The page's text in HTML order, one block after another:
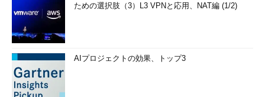
ための選択肢（3）L3 VPNと応用、NAT編 (1/2)
AIプロジェクトの効果、トップ3